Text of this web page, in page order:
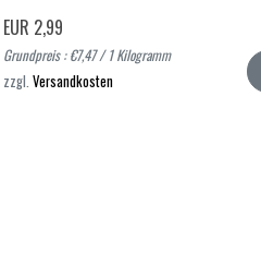
EUR 2,99
Grundpreis : €7,47 / 1 Kilogramm
zzgl. Versandkosten